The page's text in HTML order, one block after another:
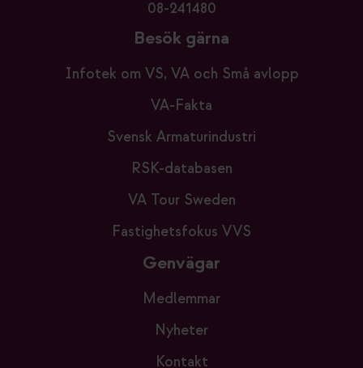
08-241480
Besök gärna
Infotek om VS, VA och Små avlopp
VA-Fakta
Svensk Armaturindustri
RSK-databasen
VA Tour Sweden
Fastighetsfokus VVS
Genvägar
Medlemmar
Nyheter
Kontakt